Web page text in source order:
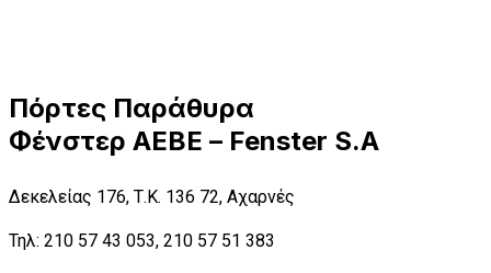
Πόρτες Παράθυρα
Φένστερ ΑΕΒΕ – Fenster S.A
Δεκελείας 176, Τ.Κ. 136 72, Αχαρνές
Τηλ: 210 57 43 053, 210 57 51 383